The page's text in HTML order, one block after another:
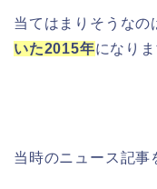
当てはまりそうなの
いた2015年になりま
当時のニュース記事